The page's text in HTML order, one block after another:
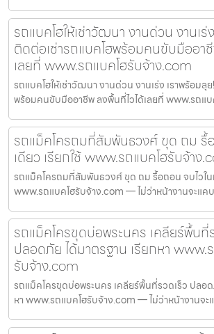
รถแบคโฮให้เช่าวัฒนา งานด่วน งานเร่
ติดต่อเช่ารถแบคโฮพร้อมคนขับมืออา
เลยที่ www.รถแบคโฮรับจ้าง.com
รถแบคโฮให้เช่าวัฒนา งานด่วน งานเร่ง เราพร้อมลุ
พร้อมคนขับมืออาชีพ ลงพื้นที่ไวได้เลยที่ www.รถแบ
รถแม็คโครถมที่สัมพันธวงศ์ ขุด ถม รื้
เดียว เรียกใช้ www.รถแบคโฮรับจ้าง
รถแม็คโครถมที่สัมพันธวงศ์ ขุด ถม รื้อถอน จบไวใน
www.รถแบคโฮรับจ้าง.com — ไม่ว่าหน้างานจะแค
รถแม็คโครขุดบ่อพระนคร เคลียร์พื้นที่
ปลอดภัย ได้มาตรฐาน เรียกหา www.
รับจ้าง.com
รถแม็คโครขุดบ่อพระนคร เคลียร์พื้นที่รวดเร็ว ปลอ
หา www.รถแบคโฮรับจ้าง.com — ไม่ว่าหน้างานจ